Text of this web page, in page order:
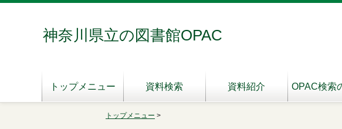
神奈川県立の図書館OPAC
トップメニュー 資料検索 資料紹介 OPAC検索
トップメニュー >